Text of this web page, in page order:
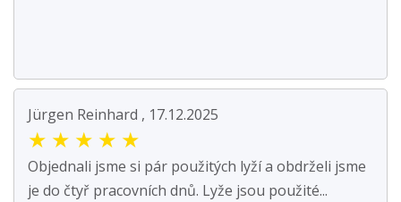
Jürgen Reinhard , 17.12.2025
★ ★ ★ ★ ★
Objednali jsme si pár použitých lyží a obdrželi jsme
je do čtyř pracovních dnů. Lyže jsou použité...